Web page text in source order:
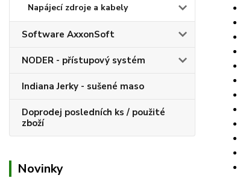
Napájecí zdroje a kabely
Software AxxonSoft
NODER - přístupový systém
Indiana Jerky - sušené maso
Doprodej posledních ks / použité
zboží
Novinky